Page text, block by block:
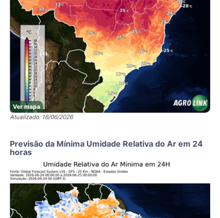
Ver mapa
Atualizado: 16/06/2026
Previsão da Mínima Umidade Relativa do Ar em 24
horas